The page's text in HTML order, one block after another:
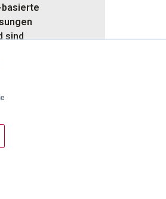
basierte
sind
ist das Richtige für
lokale
Gateways zu